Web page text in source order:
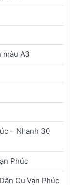
màu A3
– Nhanh 30
Phúc
Cư Vạn Phúc